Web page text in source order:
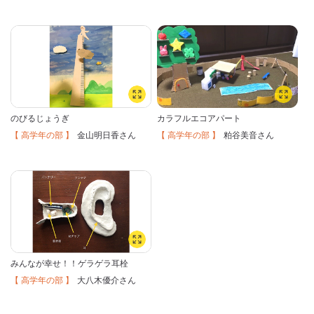
のびるじょうぎ
【 高学年の部 】 金山明日香さん
カラフルエコアパート
【 高学年の部 】 粕谷美音さん
みんなが幸せ！！ゲラゲラ耳栓
【 高学年の部 】 大八木優介さん